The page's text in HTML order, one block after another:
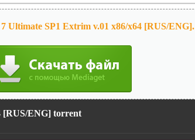
Ultimate SP1 Extrim v.01 x86/x64 [RUS/ENG].
[RUS/ENG] torrent